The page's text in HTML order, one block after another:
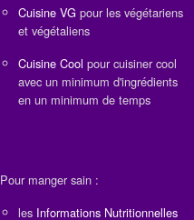
Cuisine VG pour les végétariens
et végétaliens
Cuisine Cool pour cuisiner cool
avec un minimum d'ingrédients
en un minimum de temps
Pour manger sain :
les Informations Nutritionnelles